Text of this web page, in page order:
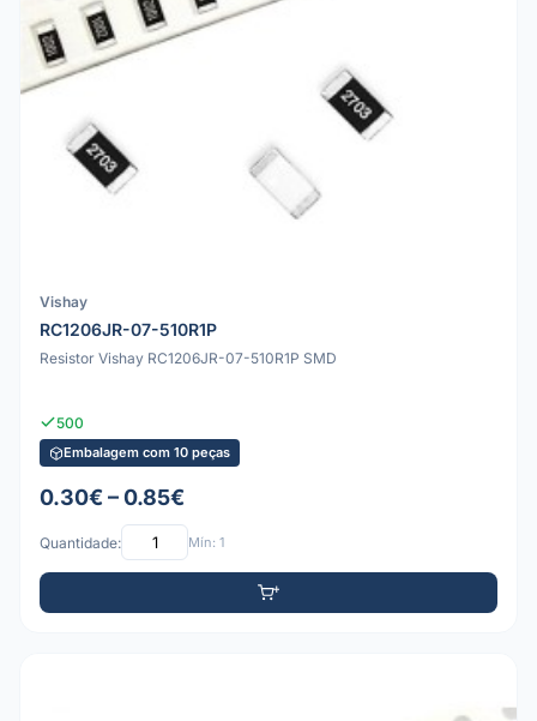
Vishay
RC1206JR-07-510R1P
Resistor Vishay RC1206JR-07-510R1P SMD
500
Embalagem com 10 peças
0.30€ – 0.85€
Quantidade: Mín: 1